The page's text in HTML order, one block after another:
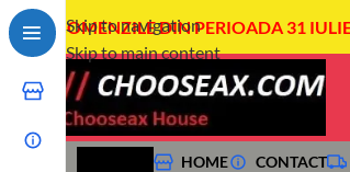
Skip to navigation
Skip to main content
COMENZILE DIN PERIOADA 31
HOME CONTACT